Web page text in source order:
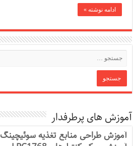
ادامه نوشته »
آموزش های پرطرفدار
آموزش طراحی منابع تغذیه سوئیچینگ